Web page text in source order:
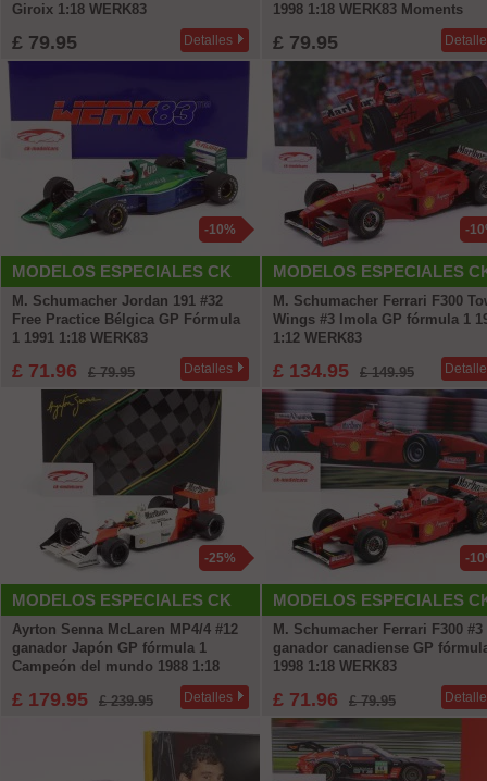
Giroix 1:18 WERK83
£ 79.95 Detalles
1998 1:18 WERK83 Moments
£ 79.95
MODELOS ESPECIALES CK
-10%
M. Schumacher Jordan 191 #32
Free Practice Bélgica GP Fórmula
1 1991 1:18 WERK83
£ 71.96 £ 79.95 Detalles
MODELOS ESPECIALES
-
M. Schumacher Ferrari F300
Wings #3 Imola GP fórmula 1
1:12 WERK83
£ 134.95 £ 149.95
MODELOS ESPECIALES CK
-25%
Ayrton Senna McLaren MP4/4 #12
ganador Japón GP fórmula 1
Campeón del mundo 1988 1:18
£ 179.95 £ 239.95 Detalles
MODELOS ESPECIALES
-
M. Schumacher Ferrari F300 #3
ganador canadiense GP
1998 1:18 WERK83
£ 71.96 £ 79.95